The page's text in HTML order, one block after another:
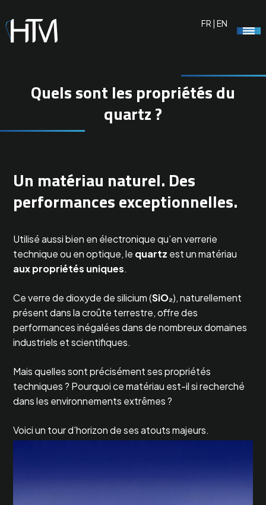
FR |EN
Quels sont les propriétés du
quartz ?
Un matériau naturel. Des
performances exceptionnelles.
Utilisé aussi bien en électronique qu’en verrerie
technique ou en optique, le quartz est un matériau
aux propriétés uniques.
Ce verre de dioxyde de silicium (SiO₂), naturellement
présent dans la croûte terrestre, offre des
performances inégalées dans de nombreux domaines
industriels et scientifiques.
Mais quelles sont précisément ses propriétés
techniques ? Pourquoi ce matériau est-il si recherché
dans les environnements extrêmes ?
Voici un tour d’horizon de ses atouts majeurs.